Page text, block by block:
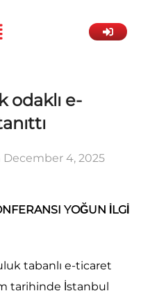
odaklı e-
December 4, 2025
YOĞUN İLGİ
tabanlı e-ticaret
tarihinde İstanbul